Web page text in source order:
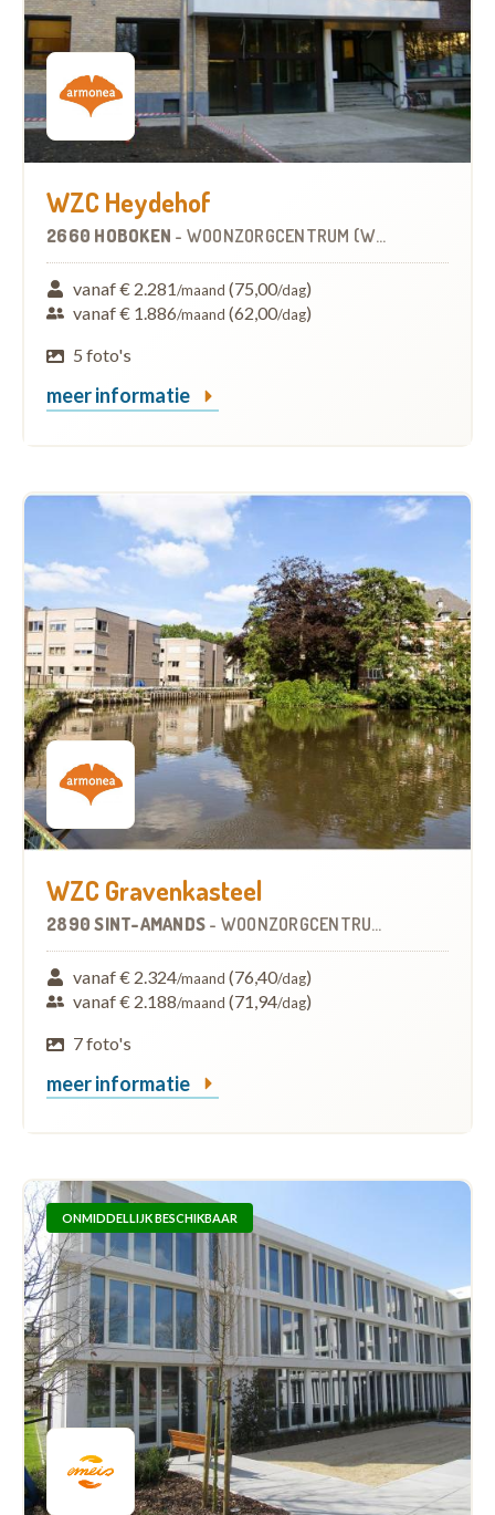
WZC Heydehof
2660 HOBOKEN - WOONZORGCENTRUM (WZC)
vanaf € 2.281/maand (75,00/dag)
vanaf € 1.886/maand (62,00/dag)
5 foto's
meer informatie
WZC Gravenkasteel
2890 SINT-AMANDS - WOONZORGCENTRUM (WZC)
vanaf € 2.324/maand (76,40/dag)
vanaf € 2.188/maand (71,94/dag)
7 foto's
meer informatie
ONMIDDELLIJK BESCHIKBAAR